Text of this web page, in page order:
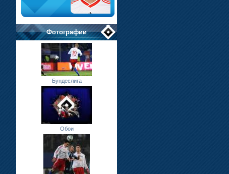
Фотографии
Бундеслига
Обои